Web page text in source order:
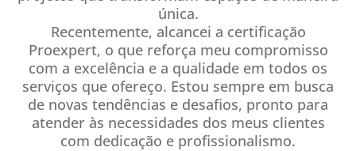
única.
Recentemente, alcancei a certificação
Proexpert, o que reforça meu compromisso
com a excelência e a qualidade em todos os
serviços que ofereço. Estou sempre em busca
de novas tendências e desafios, pronto para
atender às necessidades dos meus clientes
com dedicação e profissionalismo.